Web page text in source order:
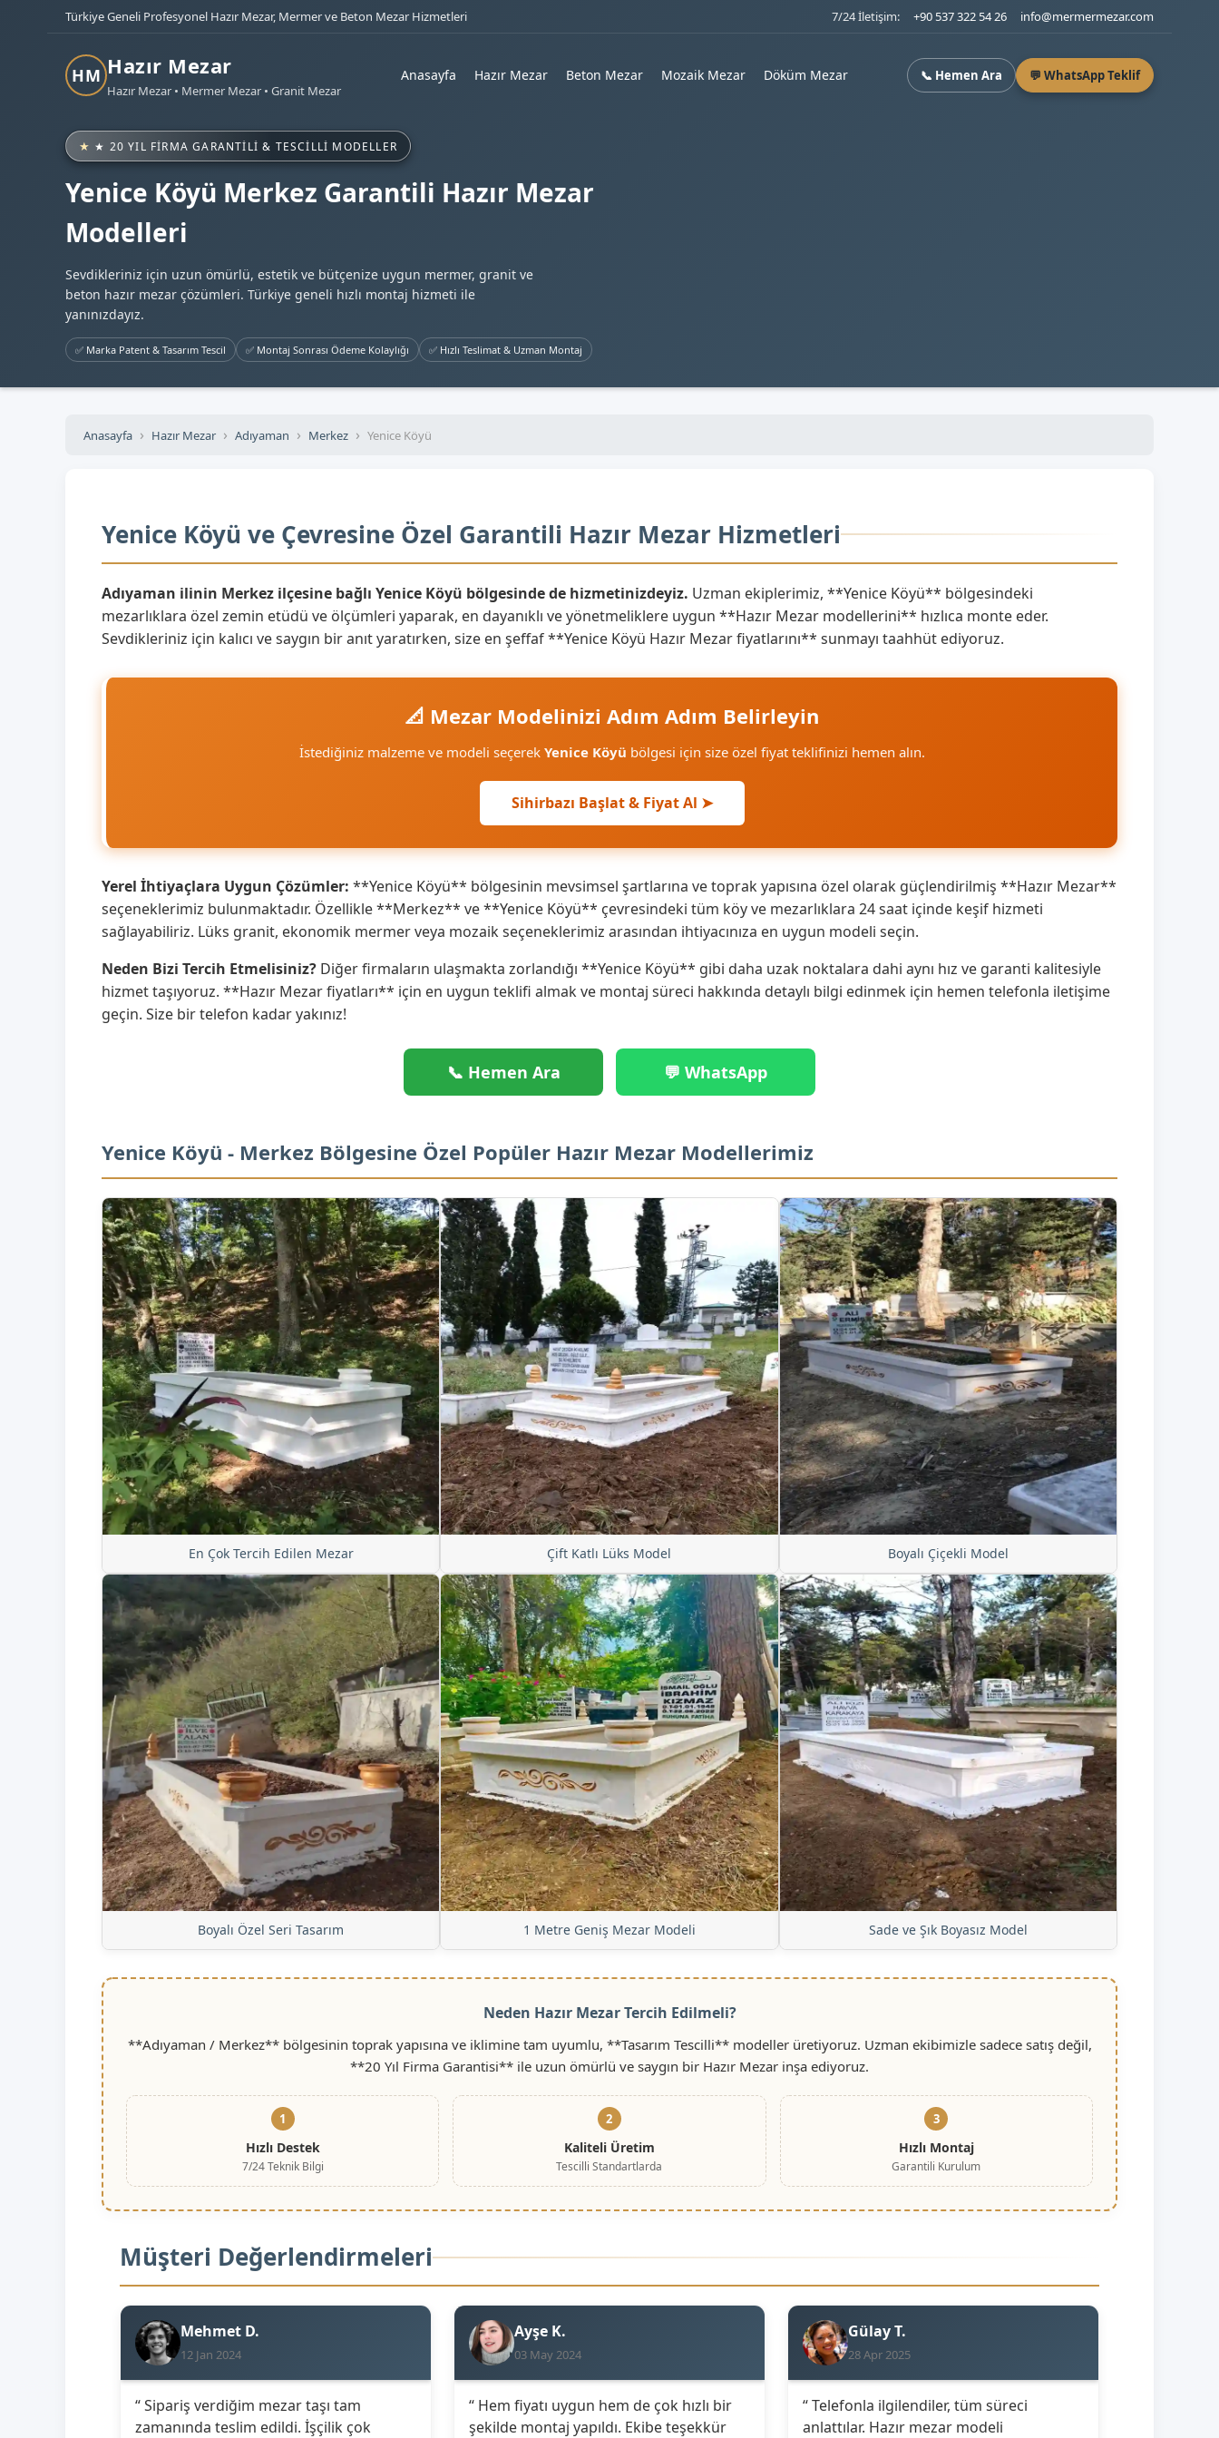
Türkiye Geneli Profesyonel Hazır Mezar, Mermer ve Beton Mezar Hizmetleri 7/24 İletişim: +90 537 322 54 26 info@mermermezar.com
HM Hazır Mezar
Hazır Mezar • Mermer Mezar • Granit Mezar
Anasayfa Hazır Mezar Beton Mezar Mozaik Mezar Döküm Mezar 📞 Hemen Ara 💬 WhatsApp Teklif
★ 20 YIL FIRMA GARANTILI & TESCILLI MODELLER
Yenice Köyü Merkez Garantili Hazır Mezar
Modelleri
Sevdikleriniz için uzun ömürlü, estetik ve bütçenize uygun mermer, granit ve
beton hazır mezar çözümleri. Türkiye geneli hızlı montaj hizmeti ile
yanınızdayız.
✅ Marka Patent & Tasarım Tescil ✅ Montaj Sonrası Ödeme Kolaylığı ✅ Hızlı Teslimat & Uzman Montaj
Anasayfa Hazır Mezar Adıyaman Merkez Yenice Köyü
Yenice Köyü ve Çevresine Özel Garantili Hazır Mezar Hizmetleri
Adıyaman ilinin Merkez ilçesine bağlı Yenice Köyü bölgesinde de hizmetinizdeyiz. Uzman ekiplerimiz, **Yenice Köyü** bölgesindeki
mezarlıklara özel zemin etüdü ve ölçümleri yaparak, en dayanıklı ve yönetmeliklere uygun **Hazır Mezar modellerini** hızlıca monte eder.
Sevdikleriniz için kalıcı ve saygın bir anıt yaratırken, size en şeffaf **Yenice Köyü Hazır Mezar fiyatlarını** sunmayı taahhüt ediyoruz.
📐 Mezar Modelinizi Adım Adım Belirleyin
İstediğiniz malzeme ve modeli seçerek Yenice Köyü bölgesi için size özel fiyat teklifinizi hemen alın.
Sihirbazı Başlat & Fiyat Al ➤
Yerel İhtiyaçlara Uygun Çözümler: **Yenice Köyü** bölgesinin mevsimsel şartlarına ve toprak yapısına özel olarak güçlendirilmiş **Hazır Mezar**
seçeneklerimiz bulunmaktadır. Özellikle **Merkez** ve **Yenice Köyü** çevresindeki tüm köy ve mezarlıklara 24 saat içinde keşif hizmeti
sağlayabiliriz. Lüks granit, ekonomik mermer veya mozaik seçeneklerimiz arasından ihtiyacınıza en uygun modeli seçin.
Neden Bizi Tercih Etmelisiniz? Diğer firmaların ulaşmakta zorlandığı **Yenice Köyü** gibi daha uzak noktalara dahi aynı hız ve garanti kalitesiyle
hizmet taşıyoruz. **Hazır Mezar fiyatları** için en uygun teklifi almak ve montaj süreci hakkında detaylı bilgi edinmek için hemen telefonla iletişime
geçin. Size bir telefon kadar yakınız!
📞 Hemen Ara 💬 WhatsApp
Yenice Köyü - Merkez Bölgesine Özel Popüler Hazır Mezar Modellerimiz
En Çok Tercih Edilen Mezar Çift Katlı Lüks Model Boyalı Çiçekli Model
Boyalı Özel Seri Tasarım 1 Metre Geniş Mezar Modeli Sade ve Şık Boyasız Model
Neden Hazır Mezar Tercih Edilmeli?
**Adıyaman / Merkez** bölgesinin toprak yapısına ve iklimine tam uyumlu, **Tasarım Tescilli** modeller üretiyoruz. Uzman ekibimizle sadece satış değil,
**20 Yıl Firma Garantisi** ile uzun ömürlü ve saygın bir Hazır Mezar inşa ediyoruz.
1
Hızlı Destek
7/24 Teknik Bilgi
2
Kaliteli Üretim
Tescilli Standartlarda
3
Hızlı Montaj
Garantili Kurulum
Müşteri Değerlendirmeleri
Mehmet D.
12 Jan 2024
“ Sipariş verdiğim mezar taşı tam
zamanında teslim edildi. İşçilik çok
Ayşe K.
03 May 2024
“ Hem fiyatı uygun hem de çok hızlı bir
şekilde montaj yapıldı. Ekibe teşekkür
Gülay T.
28 Apr 2025
“ Telefonla ilgilendiler, tüm süreci
anlattılar. Hazır mezar modeli